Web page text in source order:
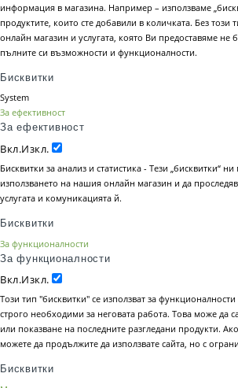
информация в магазина. Например – използваме
продуктите, които сте добавили в количката. Без този
онлайн магазин и услугата, която Ви предоставяме не
пълните си възможности и функционалности.
Бисквитки
System
За ефективност
За ефективност
Вкл.Изкл.
Бисквитки за анализ и статистика - Тези „бисквитки“
използването на нашия онлайн магазин и да
услугата и комуникацията й.
Бисквитки
За функционалности
За функционалности
Вкл.Изкл.
Този тип "бисквитки" се използват за
строго необходими за неговата работа. Това може да
или показване на последните разгледани продукти.
можете да продължите да използвате сайта, но с
Бисквитки